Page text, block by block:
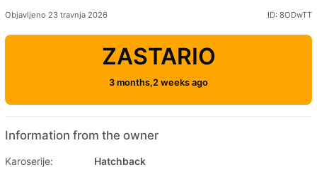
Objavljeno 23 travnja 2026 ID: 8ODwTT
ZASTARIO
3 months,2 weeks ago
Information from the owner
Karoserije:
Hatchback